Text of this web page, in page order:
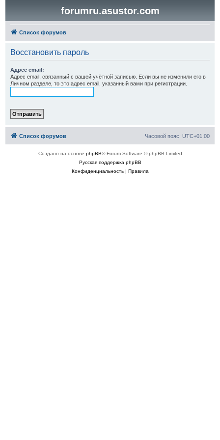
forumru.asustor.com
Список форумов
Восстановить пароль
Адрес email:
Адрес email, связанный с вашей учётной записью. Если вы не изменили его в
Личном разделе, то это адрес email, указанный вами при регистрации.
Список форумов Часовой пояс: UTC+01:00
Создано на основе phpBB® Forum Software © phpBB Limited
Русская поддержка phpBB
Конфиденциальность| Правила